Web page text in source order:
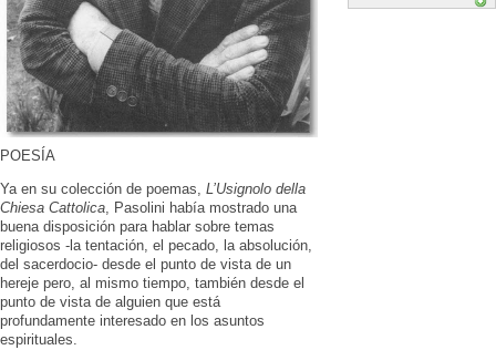
POESÍA
Ya en su colección de poemas, L’Usignolo della
Chiesa Cattolica, Pasolini había mostrado una
buena disposición para hablar sobre temas
religiosos -la tentación, el pecado, la absolución,
del sacerdocio- desde el punto de vista de un
hereje pero, al mismo tiempo, también desde el
punto de vista de alguien que está
profundamente interesado en los asuntos
espirituales.